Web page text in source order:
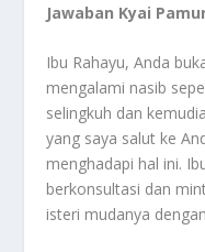
Jawaban Kyai
Ibu Rahayu, Anda
mengalami nasib
selingkuh dan
yang saya salut ke
menghadapi hal ini.
berkonsultasi dan
isteri mudanya